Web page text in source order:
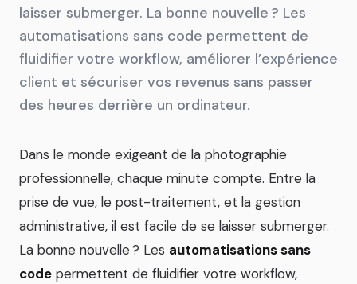
laisser submerger. La bonne nouvelle ? Les
automatisations sans code permettent de
fluidifier votre workflow, améliorer l’expérience
client et sécuriser vos revenus sans passer
des heures derrière un ordinateur.
Dans le monde exigeant de la photographie
professionnelle, chaque minute compte. Entre la
prise de vue, le post-traitement, et la gestion
administrative, il est facile de se laisser submerger.
La bonne nouvelle ? Les automatisations sans
code permettent de fluidifier votre workflow,